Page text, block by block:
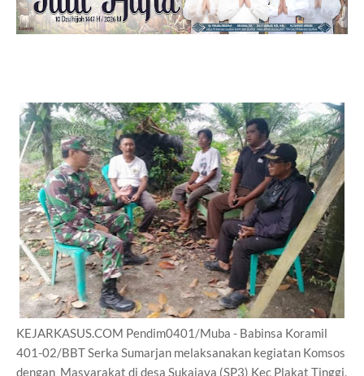
KEJARKASUS.COM Pendim0401/Muba - Babinsa Koramil
401-02/BBT Serka Sumarjan melaksanakan kegiatan Komsos
dengan Masyarakat di desa Sukajaya (SP3) Kec Plakat Tinggi,